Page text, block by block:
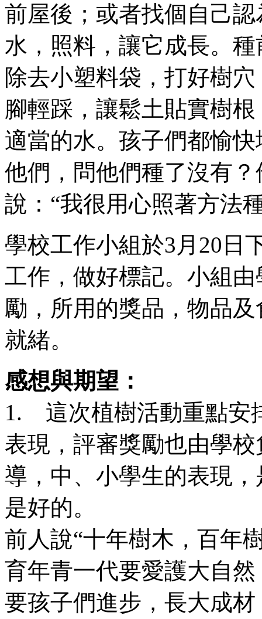
前屋後；或者找個自己
水，照料，讓它成長。
除去小塑料袋，打好樹
腳輕踩，讓鬆土貼實樹
適當的水。孩子們都愉
他們，問他們種了沒有？
說：“我很用心照著方法
學校工作小組於3月20日
工作，做好標記。小組
勵，所用的獎品，物品
就緒。
感想與期望：
1. 這次植樹活動重點安
表現，評審獎勵也由學
導，中、小學生的表現
是好的。
前人說“十年樹木，百年
育年青一代要愛護大自
要孩子們進步，長大成